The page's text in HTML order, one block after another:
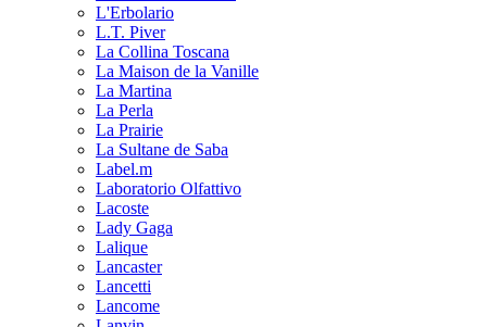
L'Erbolario
L.T. Piver
La Collina Toscana
La Maison de la Vanille
La Martina
La Perla
La Prairie
La Sultane de Saba
Label.m
Laboratorio Olfattivo
Lacoste
Lady Gaga
Lalique
Lancaster
Lancetti
Lancome